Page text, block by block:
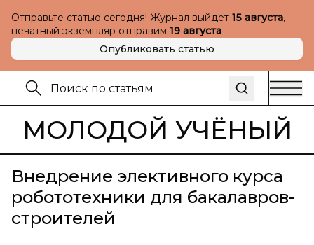
Отправьте статью сегодня! Журнал выйдет 15 августа,
печатный экземпляр отправим 19 августа
Опубликовать статью
МОЛОДОЙ УЧЁНЫЙ
Внедрение элективного курса
робототехники для бакалавров-
строителей